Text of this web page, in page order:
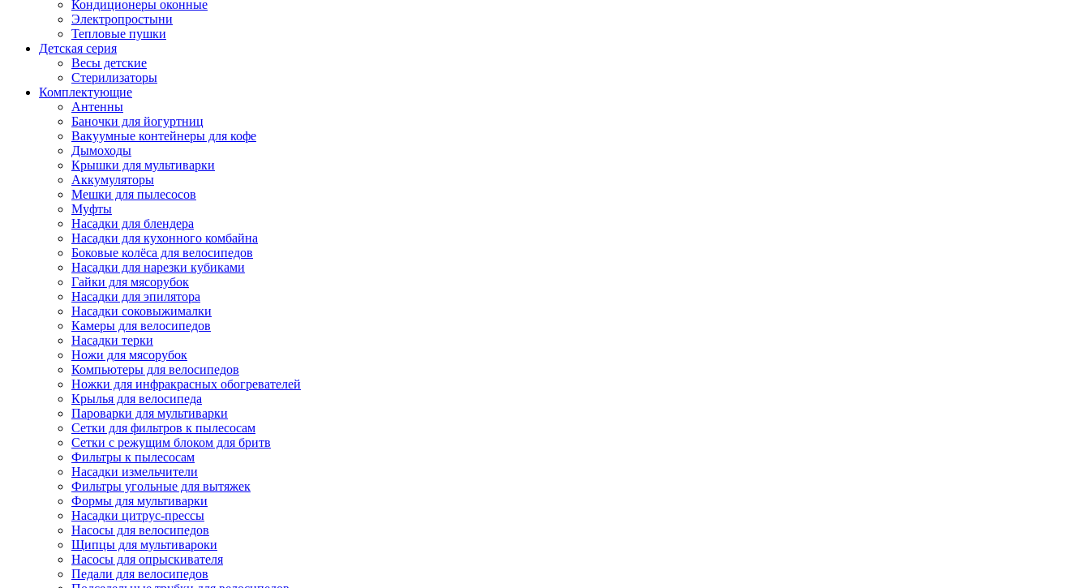
Кондиционеры оконные
Электропростыни
Тепловые пушки
Детская серия
Весы детские
Стерилизаторы
Комплектующие
Антенны
Баночки для йогуртниц
Вакуумные контейнеры для кофе
Дымоходы
Крышки для мультиварки
Аккумуляторы
Мешки для пылесосов
Муфты
Насадки для блендера
Насадки для кухонного комбайна
Боковые колёса для велосипедов
Насадки для нарезки кубиками
Гайки для мясорубок
Насадки для эпилятора
Насадки соковыжималки
Камеры для велосипедов
Насадки терки
Ножи для мясорубок
Компьютеры для велосипедов
Ножки для инфракрасных обогревателей
Крылья для велосипеда
Пароварки для мультиварки
Сетки для фильтров к пылесосам
Сетки с режущим блоком для бритв
Фильтры к пылесосам
Насадки измельчители
Фильтры угольные для вытяжек
Формы для мультиварки
Насадки цитрус-прессы
Насосы для велосипедов
Щипцы для мультивароки
Насосы для опрыскивателя
Педали для велосипедов